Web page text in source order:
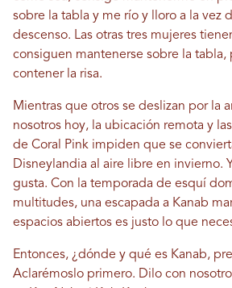
sobre la tabla y me río y lloro a la vez
descenso. Las otras tres mujeres
consiguen mantenerse sobre la tabla,
contener la risa.
Mientras que otros se deslizan por la
nosotros hoy, la ubicación remota y
de Coral Pink impiden que se
Disneylandia al aire libre en invierno.
gusta. Con la temporada de esquí
multitudes, una escapada a Kanab
espacios abiertos es justo lo que
Entonces, ¿dónde y qué es Kanab,
Aclarémoslo primero. Dilo con